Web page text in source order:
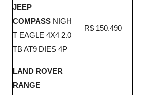
JEEP
COMPASS NIGH
T EAGLE 4X4 2.0
TB AT9 DIES 4P
R$ 150.490
LAND ROVER
RANGE